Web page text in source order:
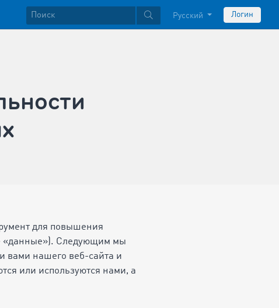
Русский Логин
для повышения
«данные»). Следующим мы
вами нашего веб-сайта и
или используются нами, а